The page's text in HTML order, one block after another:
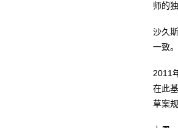
师的
沙久
一致
2011
在此
草案